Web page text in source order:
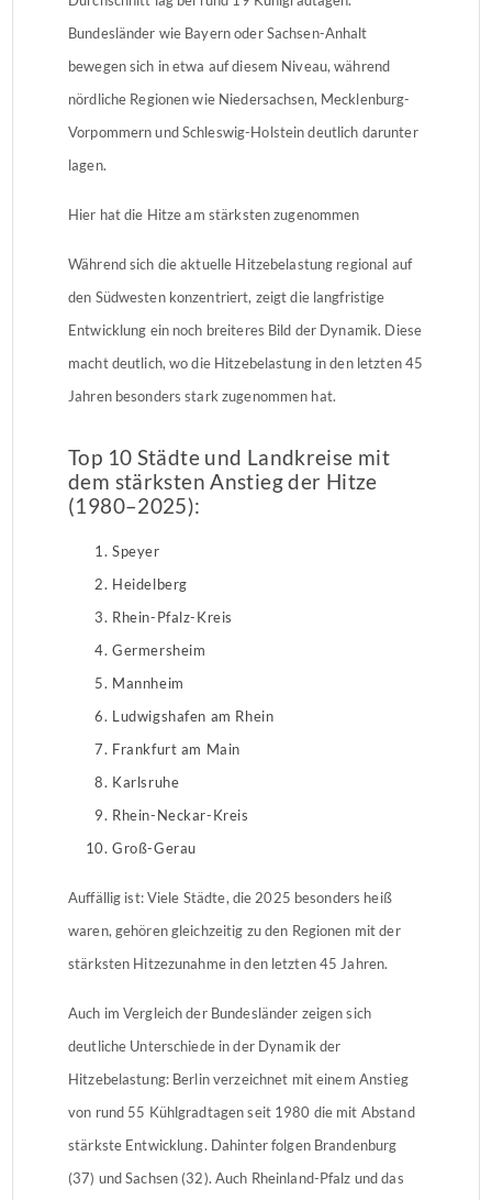
Bundesländer wie Bayern oder Sachsen-Anhalt
bewegen sich in etwa auf diesem Niveau, während
nördliche Regionen wie Niedersachsen, Mecklenburg-
Vorpommern und Schleswig-Holstein deutlich darunter
lagen.
Hier hat die Hitze am stärksten zugenommen
Während sich die aktuelle Hitzebelastung regional auf
den Südwesten konzentriert, zeigt die langfristige
Entwicklung ein noch breiteres Bild der Dynamik. Diese
macht deutlich, wo die Hitzebelastung in den letzten 45
Jahren besonders stark zugenommen hat.
Top 10 Städte und Landkreise mit
dem stärksten Anstieg der Hitze
(1980–2025):
Speyer
Heidelberg
Rhein-Pfalz-Kreis
Germersheim
Mannheim
Ludwigshafen am Rhein
Frankfurt am Main
Karlsruhe
Rhein-Neckar-Kreis
Groß-Gerau
Auffällig ist: Viele Städte, die 2025 besonders heiß
waren, gehören gleichzeitig zu den Regionen mit der
stärksten Hitzezunahme in den letzten 45 Jahren.
Auch im Vergleich der Bundesländer zeigen sich
deutliche Unterschiede in der Dynamik der
Hitzebelastung: Berlin verzeichnet mit einem Anstieg
von rund 55 Kühlgradtagen seit 1980 die mit Abstand
stärkste Entwicklung. Dahinter folgen Brandenburg
(37) und Sachsen (32). Auch Rheinland-Pfalz und das